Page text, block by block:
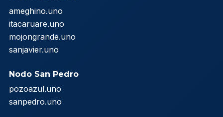
ameghino.uno
itacaruare.uno
mojongrande.uno
sanjavier.uno
Nodo San Pedro
pozoazul.uno
sanpedro.uno